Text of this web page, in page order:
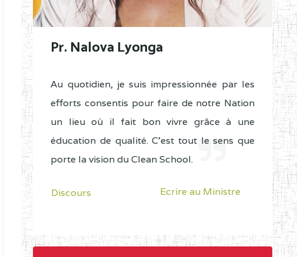
Pr. Nalova Lyonga
Au quotidien, je suis impressionnée par les
efforts consentis pour faire de notre Nation
un lieu où il fait bon vivre grâce à une
éducation de qualité. C'est tout le sens que
porte la vision du Clean School.
Discours Ecrire au Ministre